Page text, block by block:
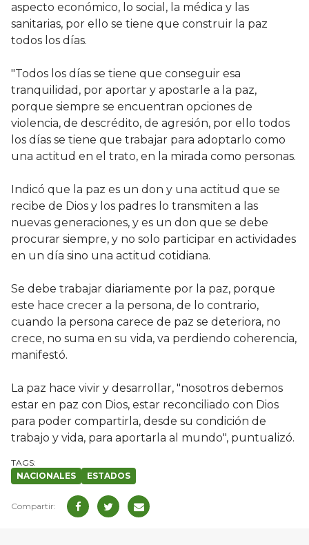
aspecto económico, lo social, la médica y las
sanitarias, por ello se tiene que construir la paz
todos los días.
"Todos los días se tiene que conseguir esa
tranquilidad, por aportar y apostarle a la paz,
porque siempre se encuentran opciones de
violencia, de descrédito, de agresión, por ello todos
los días se tiene que trabajar para adoptarlo como
una actitud en el trato, en la mirada como personas.
Indicó que la paz es un don y una actitud que se
recibe de Dios y los padres lo transmiten a las
nuevas generaciones, y es un don que se debe
procurar siempre, y no solo participar en actividades
en un día sino una actitud cotidiana.
Se debe trabajar diariamente por la paz, porque
este hace crecer a la persona, de lo contrario,
cuando la persona carece de paz se deteriora, no
crece, no suma en su vida, va perdiendo coherencia,
manifestó.
La paz hace vivir y desarrollar, "nosotros debemos
estar en paz con Dios, estar reconciliado con Dios
para poder compartirla, desde su condición de
trabajo y vida, para aportarla al mundo", puntualizó.
NACIONALES ESTADOS